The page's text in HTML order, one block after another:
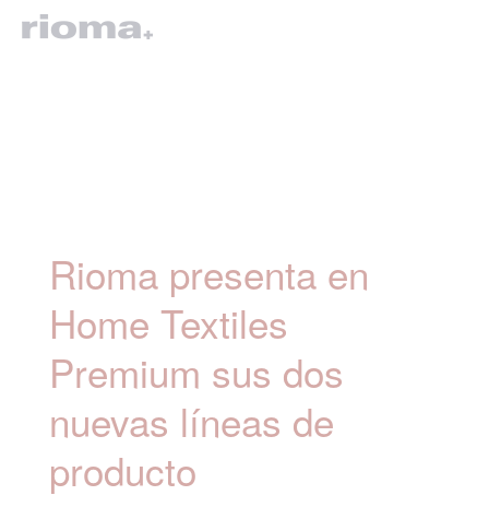
Rioma presenta en
Home Textiles
Premium sus dos
nuevas líneas de
producto